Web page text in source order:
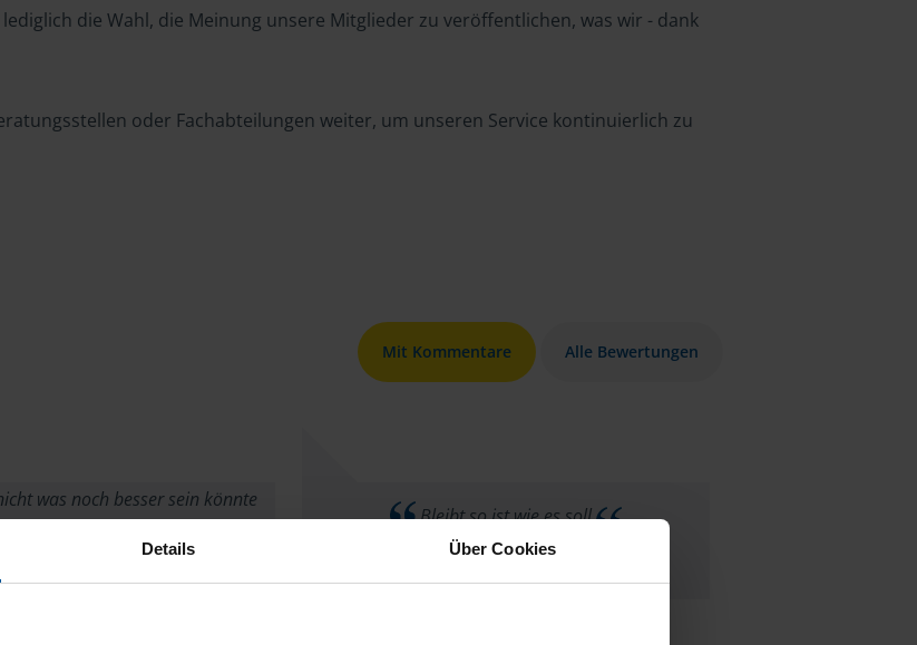
Details Über Cookies
die Wahl, die Meinung unsere Mitglieder zu veröffentlichen, was wir - dank
oder Fachabteilungen weiter, um unseren Service kontinuierlich zu
Mit Kommentare Alle Bewertungen
was noch besser sein könnte
Maria Fandel
Bleibt so ist wie es soll